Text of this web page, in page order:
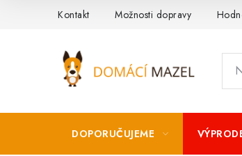
Kontakt Možnosti dopravy
DOPORUČUJEME